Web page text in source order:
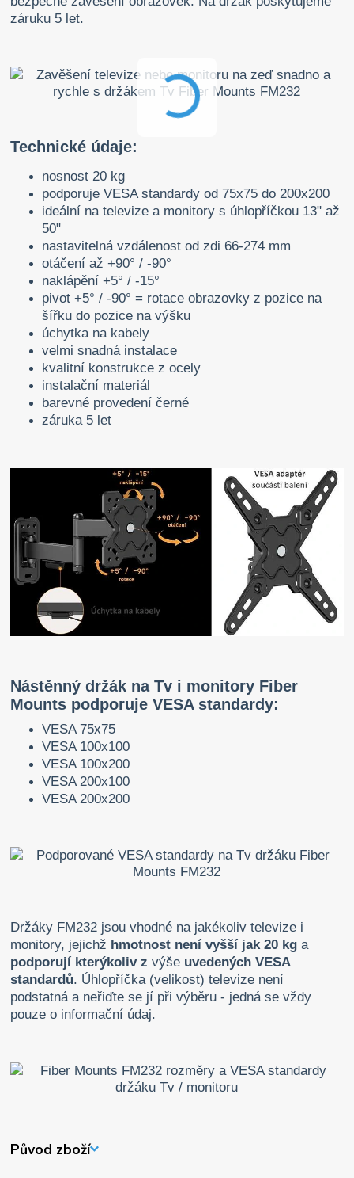
záruku 5 let.
Technické údaje:
nosnost 20 kg
podporuje VESA standardy od 75x75 do 200x200
ideální na televize a monitory s úhlopříčkou 13" až
50"
nastavitelná vzdálenost od zdi 66-274 mm
otáčení až +90° / -90°
naklápění +5° / -15°
pivot +5° / -90° = rotace obrazovky z pozice na
šířku do pozice na výšku
úchytka na kabely
velmi snadná instalace
kvalitní konstrukce z ocely
instalační materiál
barevné provedení černé
záruka 5 let
Nástěnný držák na Tv i monitory Fiber
Mounts podporuje VESA standardy:
VESA 75x75
VESA 100x100
VESA 100x200
VESA 200x100
VESA 200x200
Držáky FM232 jsou vhodné na jakékoliv televize i
monitory, jejichž hmotnost není vyšší jak 20 kg a
podporují kterýkoliv z výše uvedených VESA
standardů. Úhlopříčka (velikost) televize není
podstatná a neřiďte se jí při výběru - jedná se vždy
pouze o informační údaj.
Původ zboží